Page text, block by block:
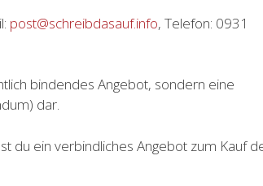
post@schreibdasauf.info, Telefon: 0931
bindendes Angebot, sondern eine
dar.
du ein verbindliches Angebot zum Kauf